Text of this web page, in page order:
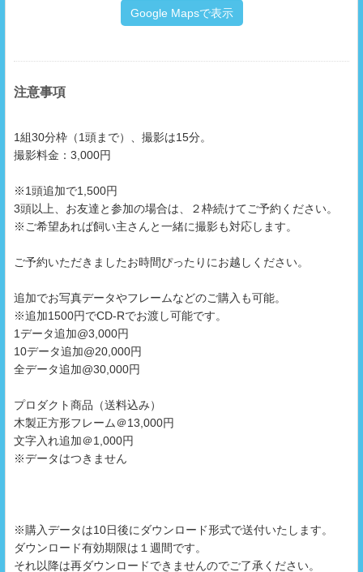
Google Mapsで表示
注意事項
1組30分枠（1頭まで）、撮影は15分。
撮影料金：3,000円
※1頭追加で1,500円
3頭以上、お友達と参加の場合は、２枠続けてご予約ください。
※ご希望あれば飼い主さんと一緒に撮影も対応します。
ご予約いただきましたお時間ぴったりにお越しください。
追加でお写真データやフレームなどのご購入も可能。
※追加1500円でCD-Rでお渡し可能です。
1データ追加@3,000円
10データ追加@20,000円
全データ追加@30,000円
プロダクト商品（送料込み）
木製正方形フレーム＠13,000円
文字入れ追加＠1,000円
※データはつきません
※購入データは10日後にダウンロード形式で送付いたします。
ダウンロード有効期限は１週間です。
それ以降は再ダウンロードできませんのでご了承ください。